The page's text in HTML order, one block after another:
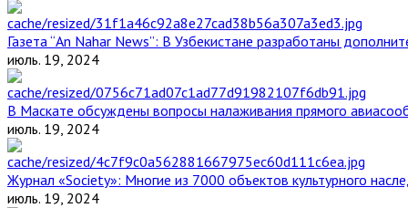
Газета “An Nahar News”: В Узбекистане разработаны
июль. 19, 2024
В Маскате обсуждены вопросы налаживания прямого
июль. 19, 2024
Журнал «Society»: Многие из 7000 объектов культурного
июль. 19, 2024